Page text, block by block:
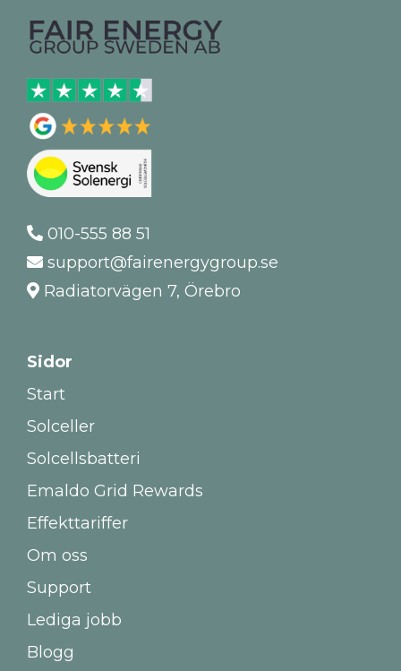
010-555 88 51
support@fairenergygroup.se
Radiatorvägen 7, Örebro
Sidor
Start
Solceller
Solcellsbatteri
Emaldo Grid Rewards
Effekttariffer
Om oss
Support
Lediga jobb
Blogg